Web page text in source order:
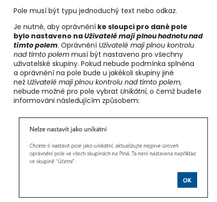
Pole musí být typu jednoduchý text nebo odkaz.
Je nutné, aby oprávnění ke sloupci pro dané pole
bylo nastaveno naUživatelé mají plnou hodnotu nad
tímto polem. Oprávnění Uživatelé mají plnou kontrolu
nad tímto polem musí být nastaveno pro všechny
uživatelské skupiny. Pokud nebude podmínka splněna
a oprávnění na pole bude u jakékoli skupiny jiné
než Uživatelé mají plnou kontrolu nad tímto polem,
nebude možné pro pole vybrat Unikátní, o čemž budete
informováni následujícím způsobem: